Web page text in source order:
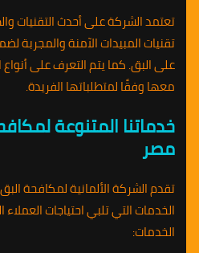
تعتمد الشركة على أحدث التقنيات
تقنيات المبيدات الآمنة والمجربة
على البق. كما يتم التعرف على أنواع
معها وفقًا لمتطلباتها الفريدة.
خدماتنا المتنوعة
مصر
تقدم الشركة الألمانية لمكافحة
الخدمات التي تلبي احتياجات
الخدمات: